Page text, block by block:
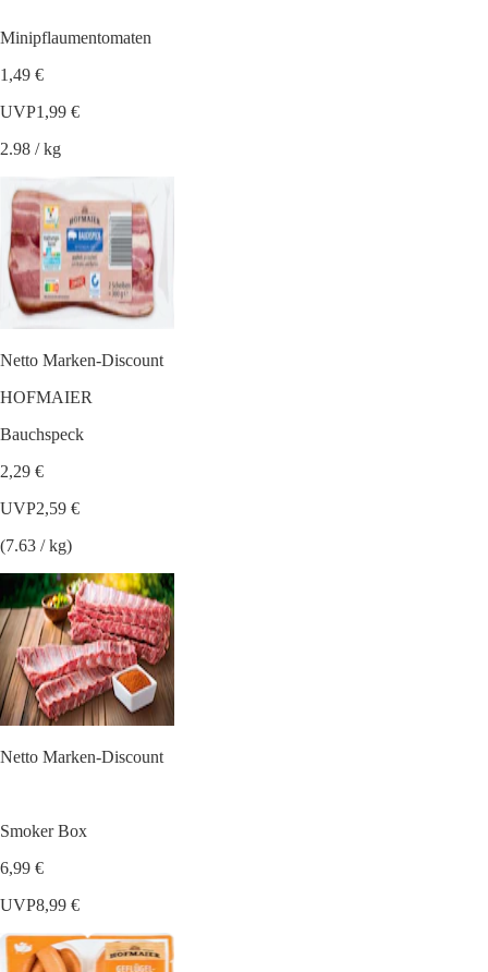
Minipflaumentomaten
1,49 €
UVP1,99 €
2.98 / kg
Netto Marken-Discount
HOFMAIER
Bauchspeck
2,29 €
UVP2,59 €
(7.63 / kg)
Netto Marken-Discount
Smoker Box
6,99 €
UVP8,99 €